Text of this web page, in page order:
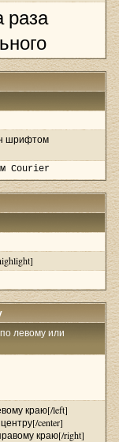
раза
шрифтом
Courier
левому или
краю[/left]
center]
краю[/right]